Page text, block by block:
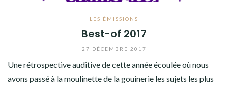
LES ÉMISSIONS
Best-of 2017
27 DÉCEMBRE 2017
Une rétrospective auditive de cette année écoulée où nous
avons passé à la moulinette de la gouinerie les sujets les plus